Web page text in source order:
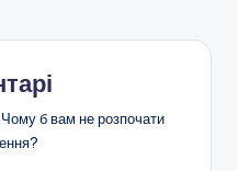
б вам не розпочати